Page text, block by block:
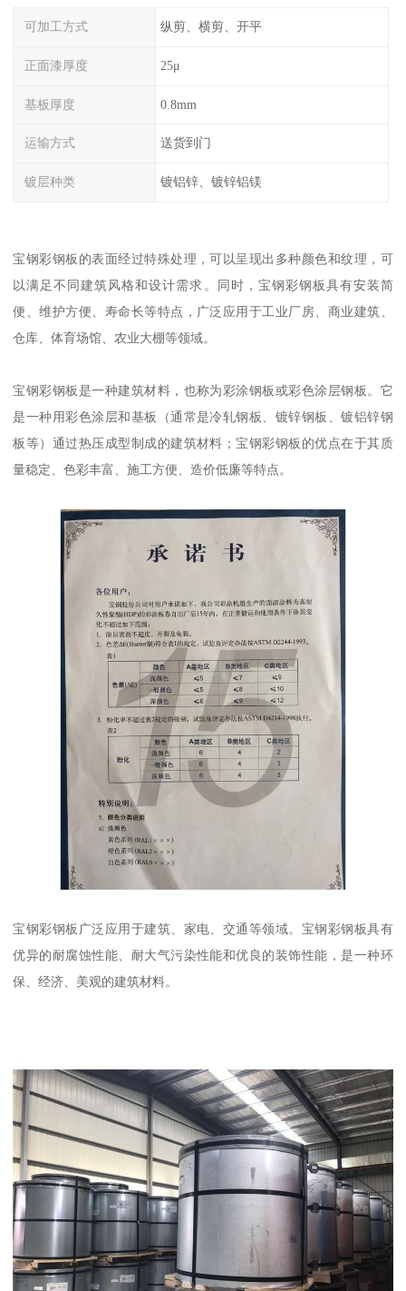
可加工方式 纵剪、横剪、开平
正面漆厚度 25μ
基板厚度 0.8mm
运输方式 送货到门
镀层种类 镀铝锌、镀锌铝镁
宝钢彩钢板的表面经过特殊处理，可以呈现出多种颜色和纹理，可
以满足不同建筑风格和设计需求。同时，宝钢彩钢板具有安装简
便、维护方便、寿命长等特点，广泛应用于工业厂房、商业建筑、
仓库、体育场馆、农业大棚等领域。
宝钢彩钢板是一种建筑材料，也称为彩涂钢板或彩色涂层钢板。它
是一种用彩色涂层和基板（通常是冷轧钢板、镀锌钢板、镀铝锌钢
板等）通过热压成型制成的建筑材料；宝钢彩钢板的优点在于其质
量稳定、色彩丰富、施工方便、造价低廉等特点。
宝钢彩钢板广泛应用于建筑、家电、交通等领域。宝钢彩钢板具有
优异的耐腐蚀性能、耐大气污染性能和优良的装饰性能，是一种环
保、经济、美观的建筑材料。